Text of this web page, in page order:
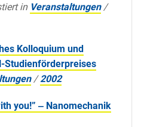
in Veranstaltungen /
Kolloquium und
Studienförderpreises
/2002
you!” ‒ Nanomechanik